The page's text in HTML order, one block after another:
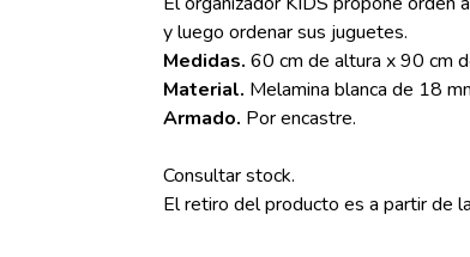
y luego ordenar sus juguetes.
Medidas. 60 cm de altura x 90 cm
Material. Melamina blanca de 18
Armado. Por encastre.
Consultar stock.
El retiro del producto es a partir de